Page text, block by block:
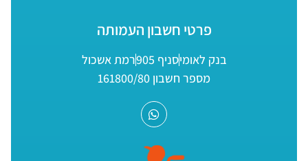
פרטי חשבון העמותה
בנק לאומיסניף 905
רמת אשכול
מספר חשבון 161800/80